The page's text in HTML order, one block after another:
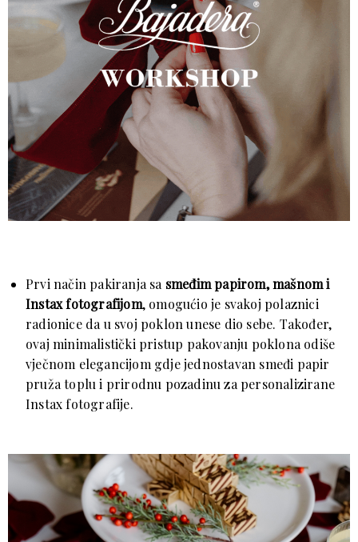
Prvi način pakiranja sa smeđim papirom, mašnom i
Instax fotografijom, omogućio je svakoj polaznici
radionice da u svoj poklon unese dio sebe. Također,
ovaj minimalistički pristup pakovanju poklona odiše
vječnom elegancijom gdje jednostavan smeđi papir
pruža toplu i prirodnu pozadinu za personalizirane
Instax fotografije.